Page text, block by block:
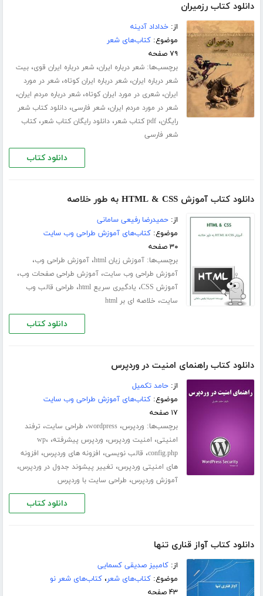
دانلود کتاب رزمیران
از:خداداد آدینه
موضوع:کتاب‌های شعر
۷۹ صفحه
برچسب‌ها:شعر درباره ایران،شعر درباره ایران قوی،بیت
شعر درباره ایران،شعر درباره ایران کوتاه،شعر در مورد
ایران،شعری در مورد ایران کوتاه،شعر درباره مردم ایران،
شعر در مورد مردم ایران،شعر فارسی،دانلود کتاب شعر
رایگان،pdf کتاب شعر ،دانلود رایگان کتاب شعر،کتاب
شعر فارسی
دانلود کتاب
دانلود کتاب آموزش HTML & CSS به طور خلاصه
از:حمیدرضا رفیعی سامانی
موضوع:کتاب‌های آموزش طراحی وب سایت
۳۰ صفحه
برچسب‌ها:آموزش زبان html ،آموزش طراحی وب،
آموزش طراحی وب سایت،آموزش طراحی صفحات وب،
آموزش CSS ، یادگیری سریع html ، طراحی قالب وب
سایت، خلاصه ای بر html
دانلود کتاب
دانلود کتاب راهنمای امنیت در وردپرس
از:حامد تکمیل
موضوع:کتاب‌های آموزش طراحی وب سایت
۱۷ صفحه
برچسب‌ها: وردپرس،wordpress، طراحی سایت، ترفند
امنیتی، امنیت وردپرس، وردپرس پیشرفته، wp،
config.php، قالب نویسی، افزونه های وردپرس، افزونه
های امنیتی وردپرس، تغییر پیشوند جدول در وردپرس،
آموزش وردپرس، طراحی سایت با وردپرس
دانلود کتاب
دانلود کتاب آواز قناری تنها
از:کامبیز صدیقی کسمایی
موضوع:کتاب‌های شعر،کتاب‌های شعر نو
۴۳ صفحه